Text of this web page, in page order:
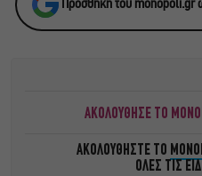
Προσθήκη του monopoli.gr
ΑΚΟΛΟΥΘΗΣΕ ΤΟ
ΑΚΟΛΟΥΘΗΣΤΕ ΤΟ
ΟΛΕΣ ΤΙΣ